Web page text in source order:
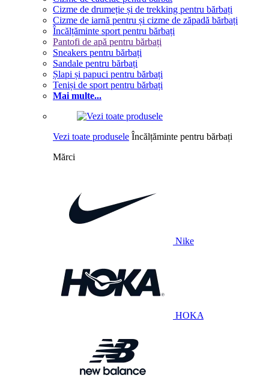
Cizme de drumeție și de trekking pentru bărbați
Cizme de iarnă pentru și cizme de zăpadă bărbați
Încălțăminte sport pentru bărbați
Pantofi de apă pentru bărbați
Sneakers pentru bărbați
Sandale pentru bărbați
Șlapi și papuci pentru bărbați
Teniși de sport pentru bărbați
Mai multe...
Vezi toate produsele Încălțăminte pentru bărbați
Mărci
Nike
HOKA